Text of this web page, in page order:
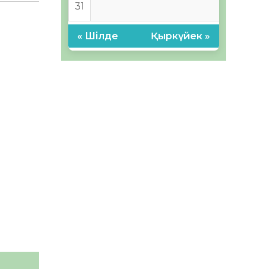
31
« Шілде Қыркүйек »